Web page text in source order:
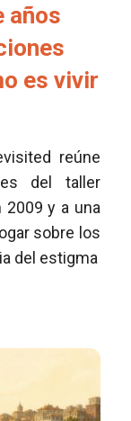
años
es vivir
reúne
del taller
2009 y a una
sobre los
del estigma